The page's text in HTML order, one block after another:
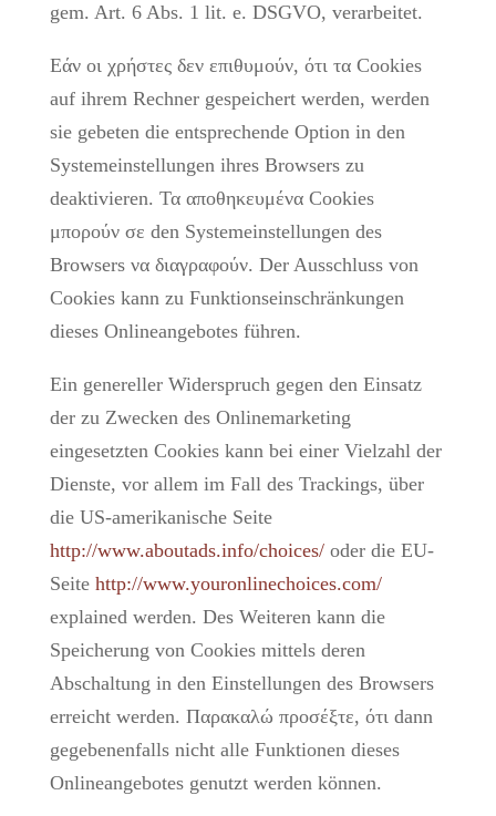
gem. Art. 6 Abs. 1 lit. e. DSGVO, verarbeitet.
Εάν οι χρήστες δεν επιθυμούν, ότι τα Cookies
auf ihrem Rechner gespeichert werden, werden
sie gebeten die entsprechende Option in den
Systemeinstellungen ihres Browsers zu
deaktivieren. Τα αποθηκευμένα Cookies
μπορούν σε den Systemeinstellungen des
Browsers να διαγραφούν. Der Ausschluss von
Cookies kann zu Funktionseinschränkungen
dieses Onlineangebotes führen.
Ein genereller Widerspruch gegen den Einsatz
der zu Zwecken des Onlinemarketing
eingesetzten Cookies kann bei einer Vielzahl der
Dienste, vor allem im Fall des Trackings, über
die US-amerikanische Seite
http://www.aboutads.info/choices/oder die EU-
Seite http://www.youronlinechoices.com/
explained werden. Des Weiteren kann die
Speicherung von Cookies mittels deren
Abschaltung in den Einstellungen des Browsers
erreicht werden. Παρακαλώ προσέξτε, ότι dann
gegebenenfalls nicht alle Funktionen dieses
Onlineangebotes genutzt werden können.